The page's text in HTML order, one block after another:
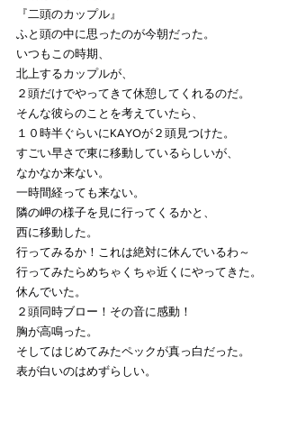
『二頭のカップル』
ふと頭の中に思ったのが今朝だった。
いつもこの時期、
北上するカップルが、
２頭だけでやってきて休憩してくれるのだ。
そんな彼らのことを考えていたら、
１０時半ぐらいにKAYOが２頭見つけた。
すごい早さで東に移動しているらしいが、
なかなか来ない。
一時間経っても来ない。
隣の岬の様子を見に行ってくるかと、
西に移動した。
行ってみるか！これは絶対に休んでいるわ～
行ってみたらめちゃくちゃ近くにやってきた。
休んでいた。
２頭同時ブロー！その音に感動！
胸が高鳴った。
そしてはじめてみたペックが真っ白だった。
表が白いのはめずらしい。